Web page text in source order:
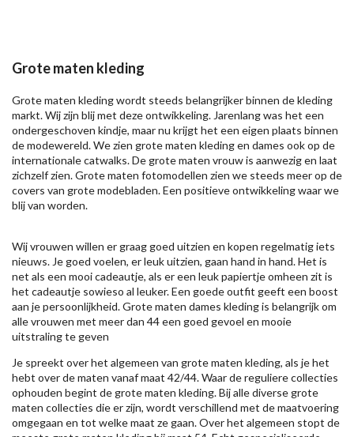
Grote maten kleding
Grote maten kleding wordt steeds belangrijker binnen de kleding
markt. Wij zijn blij met deze ontwikkeling. Jarenlang was het een
ondergeschoven kindje, maar nu krijgt het een eigen plaats binnen
de modewereld. We zien grote maten kleding en dames ook op de
internationale catwalks. De grote maten vrouw is aanwezig en laat
zichzelf zien. Grote maten fotomodellen zien we steeds meer op de
covers van grote modebladen. Een positieve ontwikkeling waar we
blij van worden.
Wij vrouwen willen er graag goed uitzien en kopen regelmatig iets
nieuws. Je goed voelen, er leuk uitzien, gaan hand in hand. Het is
net als een mooi cadeautje, als er een leuk papiertje omheen zit is
het cadeautje sowieso al leuker. Een goede outfit geeft een boost
aan je persoonlijkheid. Grote maten dames kleding is belangrijk om
alle vrouwen met meer dan 44 een goed gevoel en mooie
uitstraling te geven
Je spreekt over het algemeen van grote maten kleding, als je het
hebt over de maten vanaf maat 42/44. Waar de reguliere collecties
ophouden begint de grote maten kleding. Bij alle diverse grote
maten collecties die er zijn, wordt verschillend met de maatvoering
omgegaan en tot welke maat ze gaan. Over het algemeen stopt de